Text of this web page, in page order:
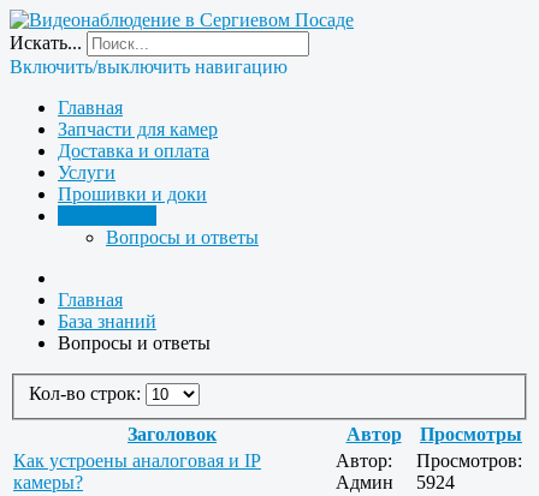
Искать...
Включить/выключить навигацию
Главная
Запчасти для камер
Доставка и оплата
Услуги
Прошивки и доки
Вопросы и ответы
Главная
База знаний
Вопросы и ответы
Кол-во строк:
Заголовок
Автор
Просмотры
Как устроены аналоговая и IP
камеры?
Автор:
Админ
Просмотров:
5924